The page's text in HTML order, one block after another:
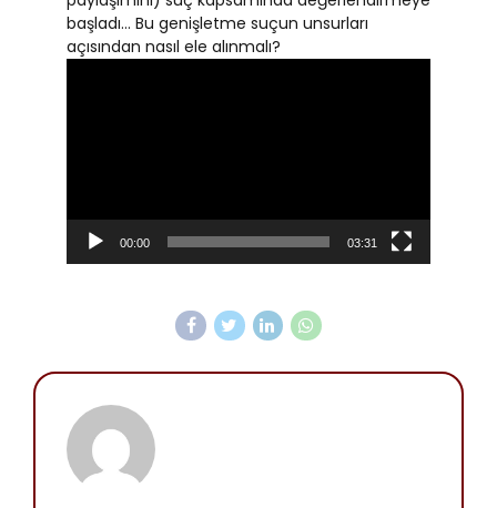
başladı… Bu genişletme suçun unsurları
açısından nasıl ele alınmalı?
00:00 03:31